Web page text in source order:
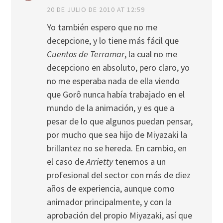
20 DE JULIO DE 2010 AT 12:59
Yo también espero que no me
decepcione, y lo tiene más fácil que
Cuentos de Terramar, la cual no me
decepciono en absoluto, pero claro, yo
no me esperaba nada de ella viendo
que Gorô nunca había trabajado en el
mundo de la animación, y es que a
pesar de lo que algunos puedan pensar,
por mucho que sea hijo de Miyazaki la
brillantez no se hereda. En cambio, en
el caso deArriettytenemos a un
profesional del sector con más de diez
años de experiencia, aunque como
animador principalmente, y con la
aprobación del propio Miyazaki, así que